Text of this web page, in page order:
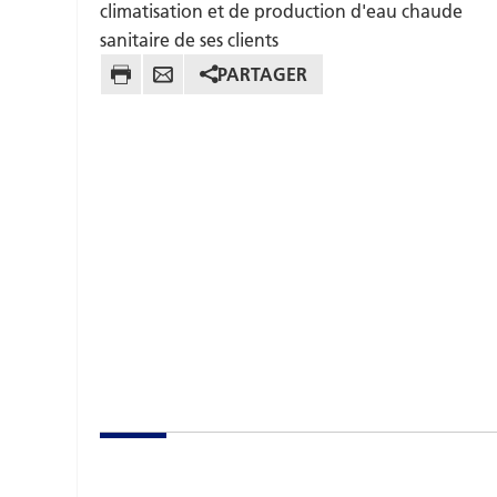
climatisation et de production d'eau chaude
sanitaire de ses clients
PARTAGER